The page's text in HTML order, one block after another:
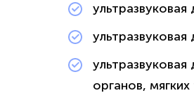
органов,